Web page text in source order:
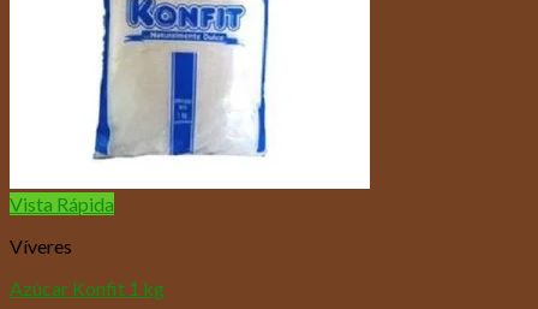
Vista Rápida
Víveres
Azúcar Konfit 1 kg